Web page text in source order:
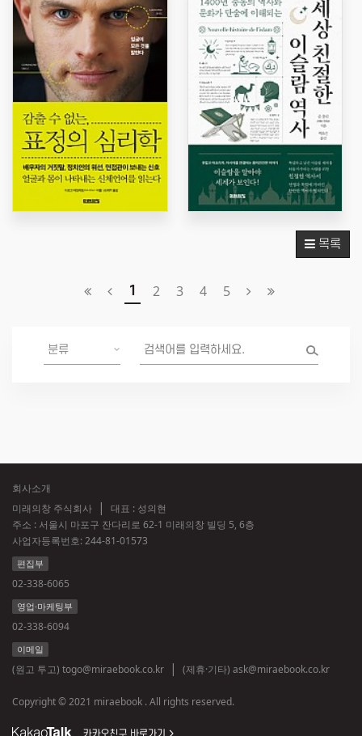
목록
1 2 3 4 5
회사소개
미래의창 주식회사
대표 : 성의현
주소 : 서울시 마포구 잔다리로 62-1 미래의창 빌딩 5, 6층
사업자등록번호:244-81-01573
편집부
02-338-6065
영업·마케팅부
02-338-6094
이메일
(원고 투고) togo@miraebook.co.kr (제휴·기타) ask@miraebook.co.kr
Copyright © 2021 miraebook . All rights reserved.